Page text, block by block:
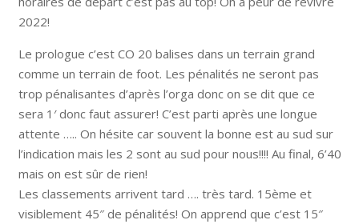
2022!
Le prologue c’est CO 20 balises dans un terrain grand
comme un terrain de foot. Les pénalités ne seront pas
trop pénalisantes d’après l’orga donc on se dit que ce
sera 1′ donc faut assurer! C’est parti après une longue
attente ….. On hésite car souvent la bonne est au sud sur
l’indication mais les 2 sont au sud pour nous!!!! Au final, 6’40
mais on est sûr de rien!
Les classements arrivent tard …. très tard. 15ème et
visiblement 45″ de pénalités! On apprend que c’est 15″